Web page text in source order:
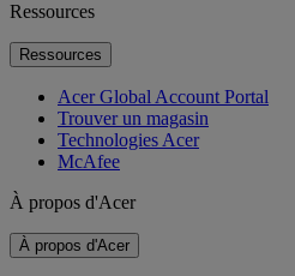
Ressources
Ressources
Acer Global Account Portal
Trouver un magasin
Technologies Acer
McAfee
À propos d'Acer
À propos d'Acer